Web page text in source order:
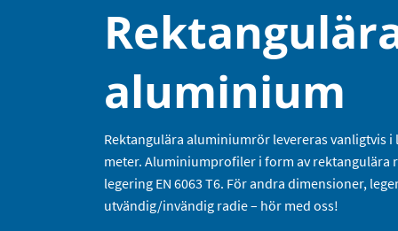
aluminium
Rektangulära aluminiumrör levereras vanligtvis i
meter. Aluminiumprofiler i form av rektangulära
legering EN 6063 T6. För andra dimensioner,
utvändig/invändig radie – hör med oss!